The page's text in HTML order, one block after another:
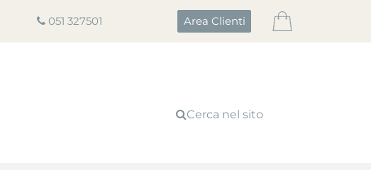
051 327501 Area Clienti
Cerca nel sito